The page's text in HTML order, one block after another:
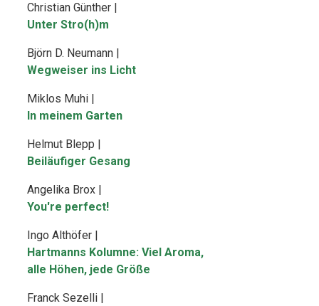
Christian Günther |
Unter Stro(h)m
Björn D. Neumann |
Wegweiser ins Licht
Miklos Muhi |
In meinem Garten
Helmut Blepp |
Beiläufiger Gesang
Angelika Brox |
You're perfect!
Ingo Althöfer |
Hartmanns Kolumne: Viel Aroma,
alle Höhen, jede Größe
Franck Sezelli |